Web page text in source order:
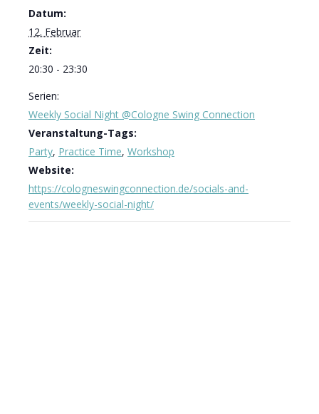
Datum:
12. Februar
Zeit:
20:30 - 23:30
Serien:
Weekly Social Night @Cologne Swing Connection
Veranstaltung-Tags:
Party, Practice Time, Workshop
Website:
https://cologneswingconnection.de/socials-and-
events/weekly-social-night/